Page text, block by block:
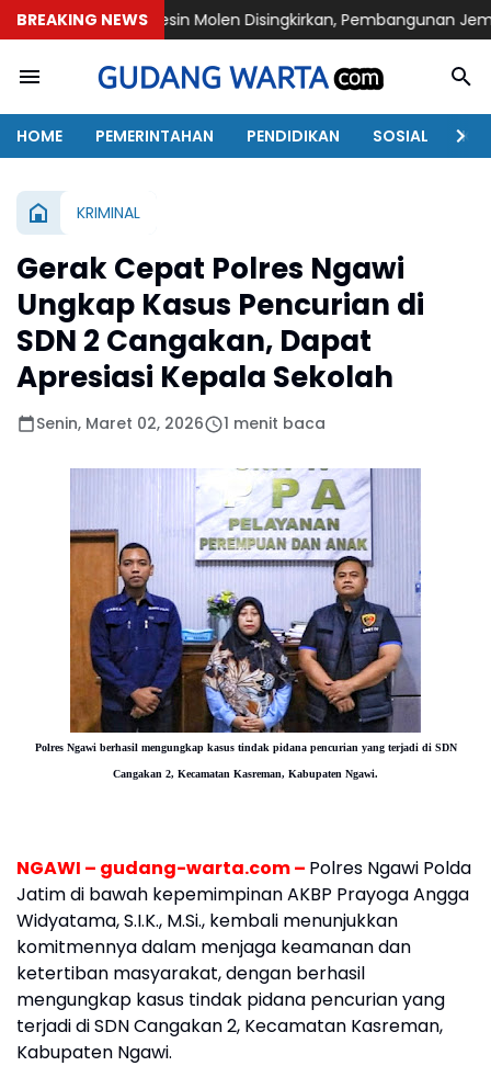
BREAKING NEWS
Mesin Molen Disingkirkan, Pembangunan Jembatan TMMD
HOME PEMERINTAHAN PENDIDIKAN SOSIAL
KRIMINAL
Gerak Cepat Polres Ngawi
Ungkap Kasus Pencurian di
SDN 2 Cangakan, Dapat
Apresiasi Kepala Sekolah
Senin, Maret 02, 2026 1 menit baca
Polres Ngawi berhasil mengungkap kasus tindak pidana pencurian yang terjadi di SDN
Cangakan 2, Kecamatan Kasreman, Kabupaten Ngawi.
NGAWI – gudang-warta.com – Polres Ngawi Polda
Jatim di bawah kepemimpinan AKBP Prayoga Angga
Widyatama, S.I.K., M.Si., kembali menunjukkan
komitmennya dalam menjaga keamanan dan
ketertiban masyarakat, dengan berhasil
mengungkap kasus tindak pidana pencurian yang
terjadi di SDN Cangakan 2, Kecamatan Kasreman,
Kabupaten Ngawi.